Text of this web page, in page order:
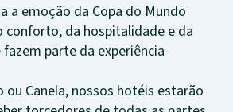
a emoção da Copa do Mundo
conforto, da hospitalidade e da
parte da experiência
ou Canela, nossos hotéis estarão